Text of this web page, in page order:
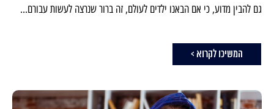
גם להבין מדוע, כי אם הבאנו ילדים לעולם, זה ברור שנרצה לעשות עבורם...
המשיכו לקרוא >